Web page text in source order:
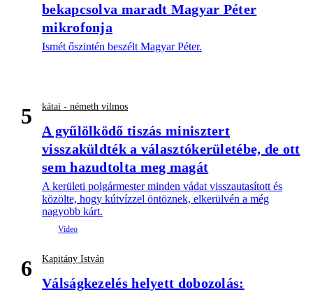
bekapcsolva maradt Magyar Péter
mikrofonja
Ismét őszintén beszélt Magyar Péter.
5 kátai - németh vilmos
A gyűlölködő tiszás minisztert
visszaküldték a választókerületébe, de ott
sem hazudtolta meg magát
A kerületi polgármester minden vádat visszautasított és
közölte, hogy kútvízzel öntöznek, elkerülvén a még
nagyobb kárt.
6 Kapitány István
Válságkezelés helyett dobozolás: